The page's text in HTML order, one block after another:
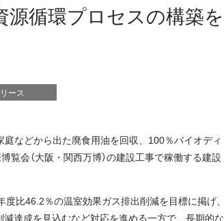
循環プロセスの構築を
ース
庭などから出た廃食用油を回収、100％バイオディ
覧会（大阪・関西万博）の建設工事で稼働する建設
比46.2％の温室効果ガス排出削減を目標に掲げ、
達成を見込むなど対応を進める一方で、長期的な